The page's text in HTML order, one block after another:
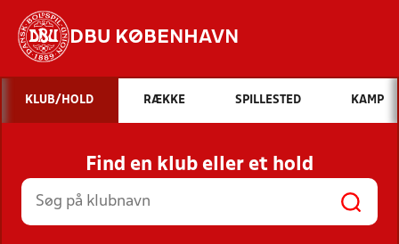
DBU KØBENHAVN
Hvad vil du søge efter?
INDHOLD OG NYHEDER
STILLINGER, RESULTATER, KLUBBER OG
HOLD
KLUB/HOLD RÆKKE SPILLESTED KAMP
Find en klub eller et hold